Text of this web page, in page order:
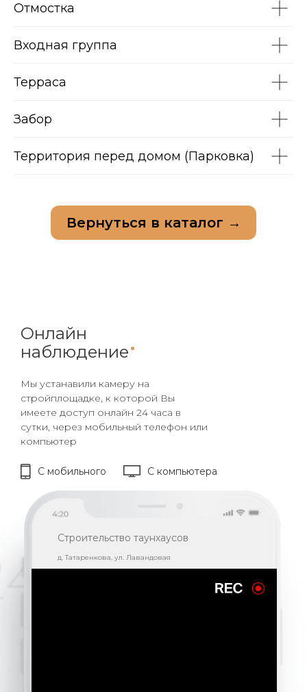
Отмостка
Входная группа
Терраса
Забор
Территория перед домом (Парковка)
Вернуться в каталог →
Онлайн
наблюдение
Мы устанавили камеру на
стройплощадке, к которой Вы
имеете доступ онлайн 24 часа в
сутки, через мобильный телефон или
компьютер
Строительство таунхаусов
д. Татаренкова, ул. Лавандовая
С мобильного С компьютера